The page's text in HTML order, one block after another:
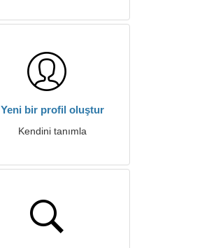
Yeni bir profil oluştur
Kendini tanımla